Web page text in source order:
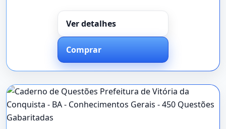
Ver detalhes
Comprar